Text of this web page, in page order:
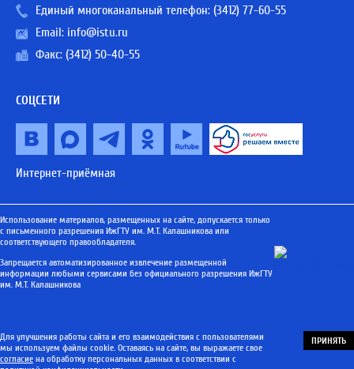
Единый многоканальный телефон: (3412) 77-60-55
Email: info@istu.ru
Факс: (3412) 50-40-55
СОЦСЕТИ
Интернет-приёмная
Использование материалов, размещенных на сайте, допускается только
с письменного разрешения ИжГТУ им. М.Т. Калашникова или
соответствующего правообладателя.
Запрещается автоматизированное извлечение размещенной
информации любыми сервисами без официального разрешения ИжГТУ
им. М.Т. Калашникова
Для улучшения работы сайта и его взаимодействия с пользователями
мы используем файлы cookie. Оставаясь на сайте, вы выражаете свое
согласие на обработку персональных данных в соответствии с
ПРИНЯТЬ